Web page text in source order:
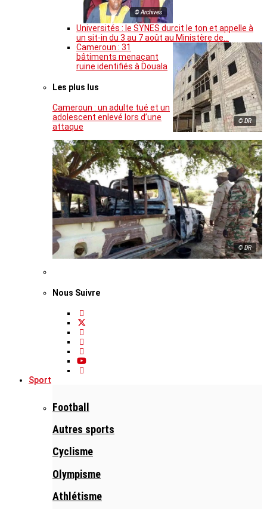
© Archives
Universités : le SYNES durcit le ton et appelle à
un sit-in du 3 au 7 août au Ministère de…
© DR
Cameroun : 31
bâtiments menaçant
ruine identifiés à Douala
Les plus lus
Cameroun : un adulte tué et un
adolescent enlevé lors d’une
attaque
© DR
Nous Suivre
Sport
Football
Autres sports
Cyclisme
Olympisme
Athlétisme